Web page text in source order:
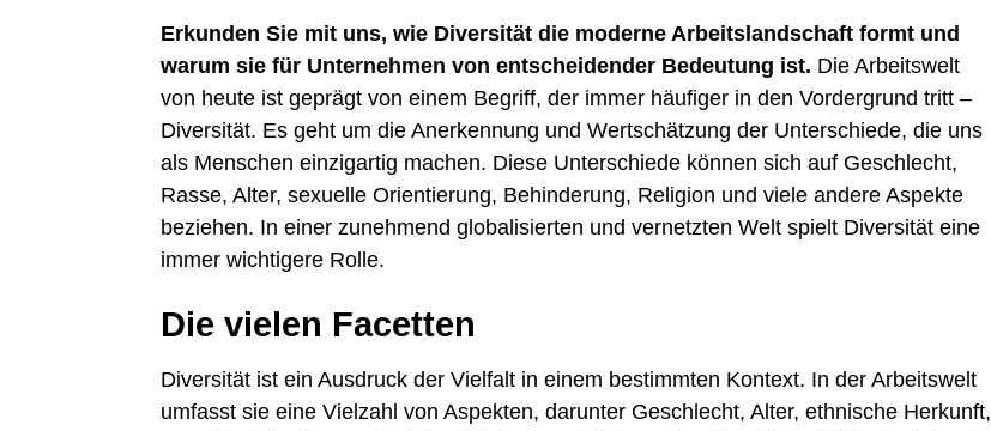
Erkunden Sie mit uns, wie Diversität die moderne Arbeitslandschaft formt und
warum sie für Unternehmen von entscheidender Bedeutung ist. Die Arbeitswelt
von heute ist geprägt von einem Begriff, der immer häufiger in den Vordergrund tritt –
Diversität. Es geht um die Anerkennung und Wertschätzung der Unterschiede, die uns
als Menschen einzigartig machen. Diese Unterschiede können sich auf Geschlecht,
Rasse, Alter, sexuelle Orientierung, Behinderung, Religion und viele andere Aspekte
beziehen. In einer zunehmend globalisierten und vernetzten Welt spielt Diversität eine
immer wichtigere Rolle.
Die vielen Facetten
Diversität ist ein Ausdruck der Vielfalt in einem bestimmten Kontext. In der Arbeitswelt
umfasst sie eine Vielzahl von Aspekten, darunter Geschlecht, Alter, ethnische Herkunft,